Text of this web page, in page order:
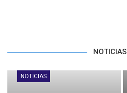
NOTICIAS
NOTICIAS